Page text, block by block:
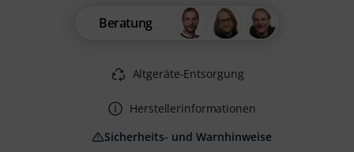
Beratung
Altgeräte-Entsorgung
Herstellerinformationen
Sicherheits- und Warnhinweise